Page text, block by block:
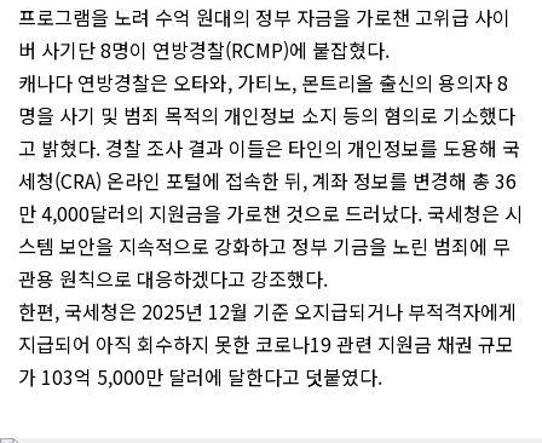
프로그램을 노려 수억 원대의 정부 자금을 가로챈 고위급 사이
버 사기단 8명이 연방경찰(RCMP)에 붙잡혔다.
캐나다 연방경찰은 오타와, 가티노, 몬트리올 출신의 용의자 8
명을 사기 및 범죄 목적의 개인정보 소지 등의 혐의로 기소했다
고 밝혔다. 경찰 조사 결과 이들은 타인의 개인정보를 도용해 국
세청(CRA) 온라인 포털에 접속한 뒤, 계좌 정보를 변경해 총 36
만 4,000달러의 지원금을 가로챈 것으로 드러났다. 국세청은 시
스템 보안을 지속적으로 강화하고 정부 기금을 노린 범죄에 무
관용 원칙으로 대응하겠다고 강조했다.
한편, 국세청은 2025년 12월 기준 오지급되거나 부적격자에게
지급되어 아직 회수하지 못한 코로나19 관련 지원금 채권 규모
가 103억 5,000만 달러에 달한다고 덧붙였다.